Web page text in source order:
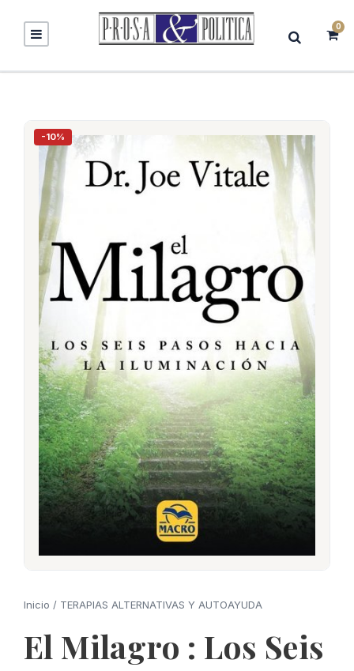
0
-10%
Inicio / TERAPIAS ALTERNATIVAS Y AUTOAYUDA
El Milagro : Los Seis